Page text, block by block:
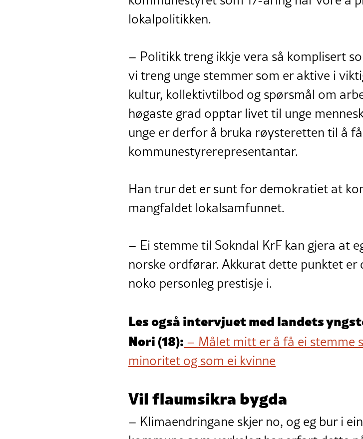
lokalpolitikken.
– Politikk treng ikkje vera så komplisert
vi treng unge stemmer som er aktive i
kultur, kollektivtilbod og spørsmål om
høgaste grad opptar livet til unge
unge er derfor å bruka røysteretten til å
kommunestyrerepresentantar.
Han trur det er sunt for demokratiet at
mangfaldet lokalsamfunnet.
– Ei stemme til Sokndal KrF kan gjera at
norske ordførar. Akkurat dette punktet
noko personleg prestisje i.
Les også intervjuet med landets
Nori (18): – Målet mitt er å få ei stemme
minoritet og som ei kvinne
Vil flaumsikra bygda
– Klimaendringane skjer no, og eg bur i ein